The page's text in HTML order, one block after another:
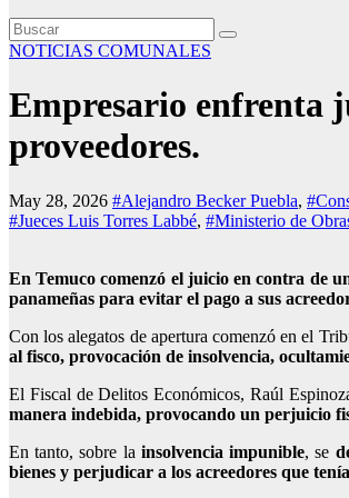
NOTICIAS COMUNALES
Empresario enfrenta
proveedores.
May 28, 2026 #Alejandro Becker Puebla,
#Jueces Luis Torres Labbé, #Ministerio de
En Temuco comenzó el juicio en contra de
panameñas para evitar el pago a sus
Con los alegatos de apertura comenzó en el
al fisco, provocación de insolvencia,
El Fiscal de Delitos Económicos, Raúl
manera indebida, provocando un perjuicio
En tanto, sobre la insolvencia impunible, se
bienes y perjudicar a los acreedores que